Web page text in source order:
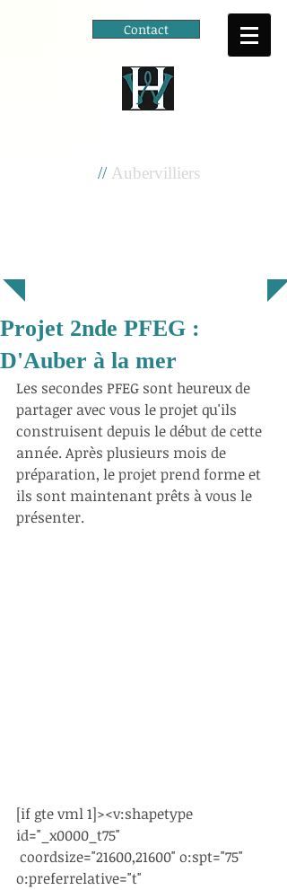
Contact
//Aubervilliers
Projet 2nde PFEG :
D'Auber à la mer
Les secondes PFEG sont heureux de
partager avec vous le projet qu'ils
construisent depuis le début de cette
année. Après plusieurs mois de
préparation, le projet prend forme et
ils sont maintenant prêts à vous le
présenter.
[if gte vml 1]><v:shapetype
id="_x0000_t75"
o:preferrelative="t"